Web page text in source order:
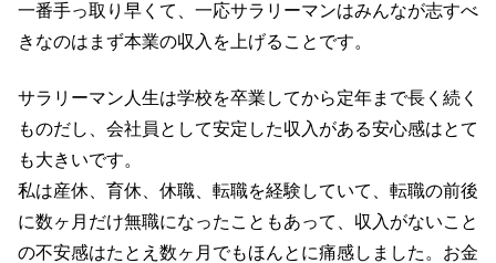
一番手っ取り早くて、一応サラリーマンはみんなが志すべ
きなのはまず本業の収入を上げることです。
サラリーマン人生は学校を卒業してから定年まで長く続く
ものだし、会社員として安定した収入がある安心感はとて
も大きいです。
私は産休、育休、休職、転職を経験していて、転職の前後
に数ヶ月だけ無職になったこともあって、収入がないこと
の不安感はたとえ数ヶ月でもほんとに痛感しました。お金